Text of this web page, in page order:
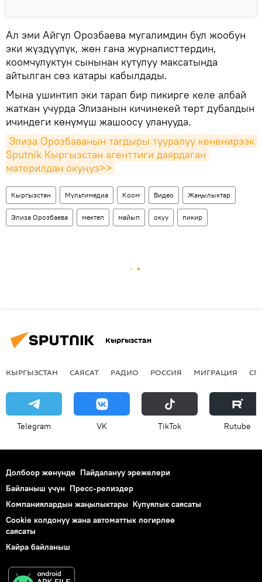
Ал эми Айгүл Орозбаева мугалимдин бул жообун
эки жүздүүлүк, жөн гана журналисттердин,
коомчулуктун сынынан кутулуу максатында
айтылган сөз катары кабылдады.
Мына ушинтип эки тарап бир пикирге келе албай
жаткан учурда Элизанын кичинекей төрт дубалдын
ичиндеги көнүмүш жашоосу уланууда.
Элиза Орозбаванын тагдыры тууралуу кененирээк
Sputnik Кыргызстан агенттиги даярдаган
материлдан окуңуз>>
Кыргызстан Мультимедиа Коом Видео Жаңылыктар
Элиза Орозбаева мектеп майып окуу пикир
Кыргызстан
КЫРГЫЗСТАН САЯСАТ РАДИО РОССИЯ МИГРАЦИЯ
Telegram VK ТikТоk Rutube
Долбоор жөнүндө Пайдалануу эрежелери
Байланыш үчүн Пресс-релиздер
Компаниялардын жаңылыктары Купуялык саясаты
Cookie колдонуу жана автоматтык логирлөө
саясаты
Кайра байланыш